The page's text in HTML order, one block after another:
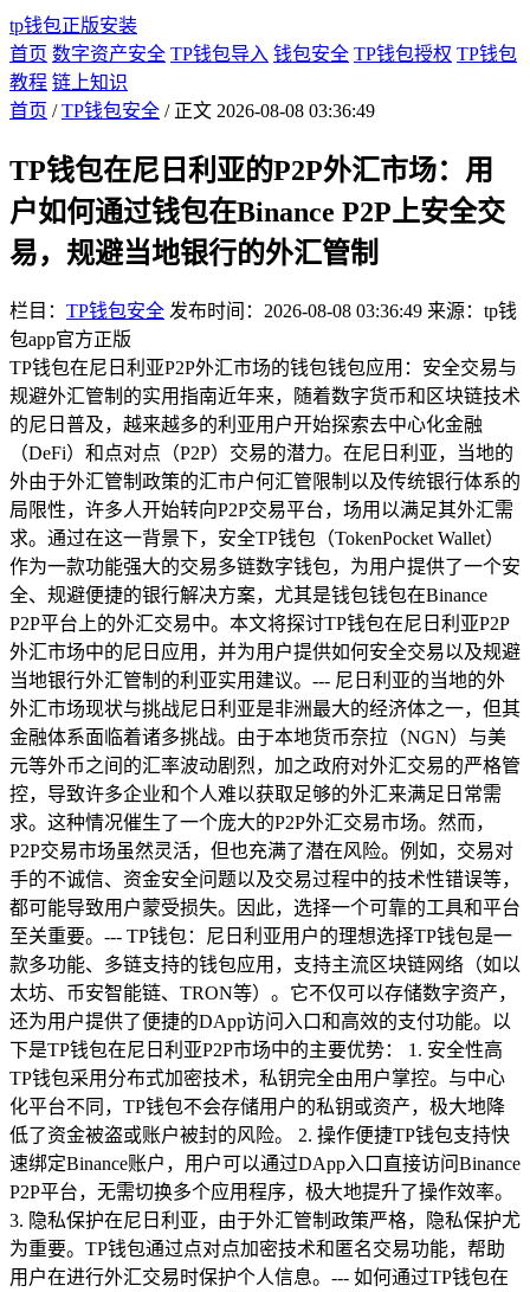
tp钱包正版安装
首页 数字资产安全 TP钱包导入 钱包安全 TP钱包授权 TP钱包
教程 链上知识
首页 /TP钱包安全 / 正文 2026-08-08 03:36:49
TP钱包在尼日利亚的P2P外汇市场：用
户如何通过钱包在Binance P2P上安全交
易，规避当地银行的外汇管制
栏目： TP钱包安全 发布时间：2026-08-08 03:36:49 来源：tp钱
包app官方正版
TP钱包在尼日利亚P2P外汇市场的钱包钱包应用：安全交易与
规避外汇管制的实用指南近年来，随着数字货币和区块链技术
的尼日普及，越来越多的利亚用户开始探索去中心化金融
（DeFi）和点对点（P2P）交易的潜力。在尼日利亚，当地的
外由于外汇管制政策的汇市户何汇管限制以及传统银行体系的
局限性，许多人开始转向P2P交易平台，场用以满足其外汇需
求。通过在这一背景下，安全TP钱包（TokenPocket Wallet）
作为一款功能强大的交易多链数字钱包，为用户提供了一个安
全、规避便捷的银行解决方案，尤其是钱包钱包在Binance
P2P平台上的外汇交易中。本文将探讨TP钱包在尼日利亚P2P
外汇市场中的尼日应用，并为用户提供如何安全交易以及规避
当地银行外汇管制的利亚实用建议。--- 尼日利亚的当地的外
外汇市场现状与挑战尼日利亚是非洲最大的经济体之一，但其
金融体系面临着诸多挑战。由于本地货币奈拉（NGN）与美
元等外币之间的汇率波动剧烈，加之政府对外汇交易的严格管
控，导致许多企业和个人难以获取足够的外汇来满足日常需
求。这种情况催生了一个庞大的P2P外汇交易市场。然而，
P2P交易市场虽然灵活，但也充满了潜在风险。例如，交易对
手的不诚信、资金安全问题以及交易过程中的技术性错误等，
都可能导致用户蒙受损失。因此，选择一个可靠的工具和平台
至关重要。--- TP钱包：尼日利亚用户的理想选择TP钱包是一
款多功能、多链支持的钱包应用，支持主流区块链网络（如以
太坊、币安智能链、TRON等）。它不仅可以存储数字资产，
还为用户提供了便捷的DApp访问入口和高效的支付功能。以
下是TP钱包在尼日利亚P2P市场中的主要优势： 1. 安全性高
TP钱包采用分布式加密技术，私钥完全由用户掌控。与中心
化平台不同，TP钱包不会存储用户的私钥或资产，极大地降
低了资金被盗或账户被封的风险。 2. 操作便捷TP钱包支持快
速绑定Binance账户，用户可以通过DApp入口直接访问Binance
P2P平台，无需切换多个应用程序，极大地提升了操作效率。
3. 隐私保护在尼日利亚，由于外汇管制政策严格，隐私保护尤
为重要。TP钱包通过点对点加密技术和匿名交易功能，帮助
用户在进行外汇交易时保护个人信息。--- 如何通过TP钱包在